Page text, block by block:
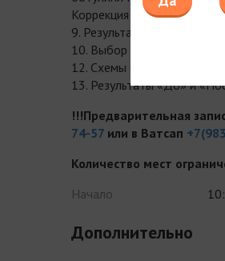
Коррекция FULL – FACE.
9. Результаты «До» и
10. Выбор нитей. Чем
12. Схемы сочетанных
13. Результаты «До» и
!!!Предварительная
74-57 или в Ватсап
Количество мест
Начало
Дополнительно